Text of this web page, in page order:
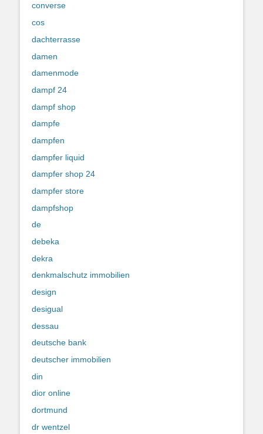
converse
cos
dachterrasse
damen
damenmode
dampf 24
dampf shop
dampfe
dampfen
dampfer liquid
dampfer shop 24
dampfer store
dampfshop
de
debeka
dekra
denkmalschutz immobilien
design
desigual
dessau
deutsche bank
deutscher immobilien
din
dior online
dortmund
dr wentzel